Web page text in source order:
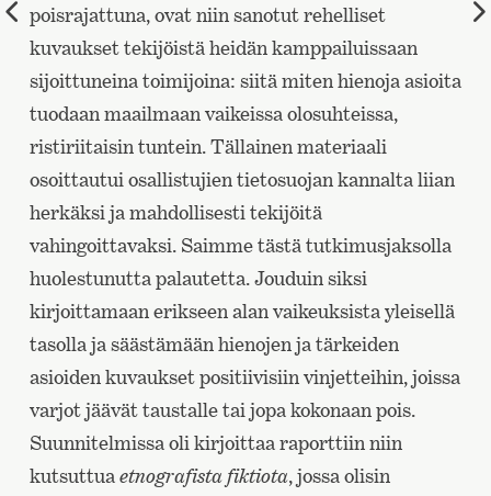
poisrajattuna, ovat niin sanotut rehelliset
kuvaukset tekijöistä heidän kamppailuissaan
sijoittuneina toimijoina: siitä miten hienoja asioita
tuodaan maailmaan vaikeissa olosuhteissa,
ristiriitaisin tuntein. Tällainen materiaali
osoittautui osallistujien tietosuojan kannalta liian
herkäksi ja mahdollisesti tekijöitä
vahingoittavaksi. Saimme tästä tutkimusjaksolla
huolestunutta palautetta. Jouduin siksi
kirjoittamaan erikseen alan vaikeuksista yleisellä
tasolla ja säästämään hienojen ja tärkeiden
asioiden kuvaukset positiivisiin vinjetteihin, joissa
varjot jäävät taustalle tai jopa kokonaan pois.
Suunnitelmissa oli kirjoittaa raporttiin niin
kutsuttua etnografista fiktiota, jossa olisin
Edellinen
sivu